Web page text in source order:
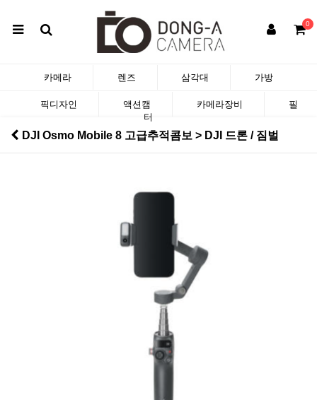
0
카메라 렌즈 삼각대 가방
픽디자인 액션캠 카메라장비
필
터
DJI Osmo Mobile 8 고급추적콤보 > DJI 드론 / 짐벌